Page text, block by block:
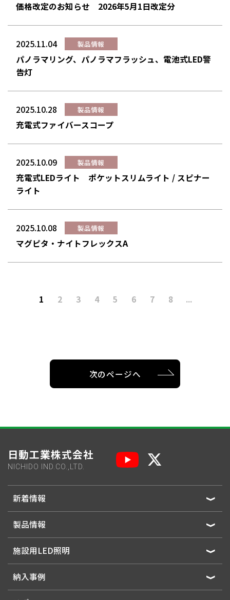
価格改定のお知らせ 2026年5月1日改定分
2025.11.04 製品情報
パノラマリング、パノラマフラッシュ、電池式LED警
告灯
2025.10.28 製品情報
充電式ファイバースコープ
2025.10.09 製品情報
充電式LEDライト ポケットスリムライト / スピナー
ライト
2025.10.08 製品情報
マグピタ・ナイトフレックスA
1 2 3 4 5 6 7 8 ...
次のページへ
日動工業株式会社
NICHIDO IND.CO.,LTD.
新着情報
製品情報
施設用LED照明
納入事例